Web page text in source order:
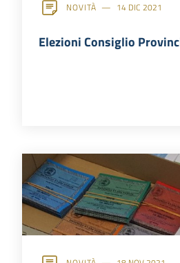
NOVITÀ 14 DIC 2021
Elezioni Consiglio